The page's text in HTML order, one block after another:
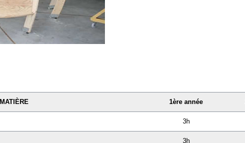
MATIÈRE 1ère année
3h
3h